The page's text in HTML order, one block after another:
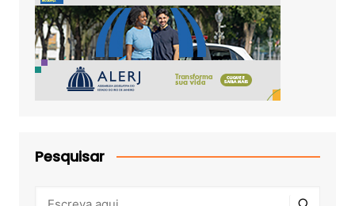
Pesquisar